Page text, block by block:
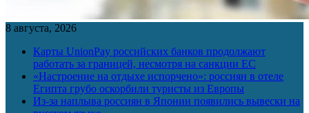
8 августа, 2026
Карты UnionPay российских банков продолжают
работать за границей, несмотря на санкции ЕС
«Настроение на отдыхе испорчено»: россиян в отеле
Египта грубо оскорбили туристы из Европы
Из-за наплыва россиян в Японии появились вывески на